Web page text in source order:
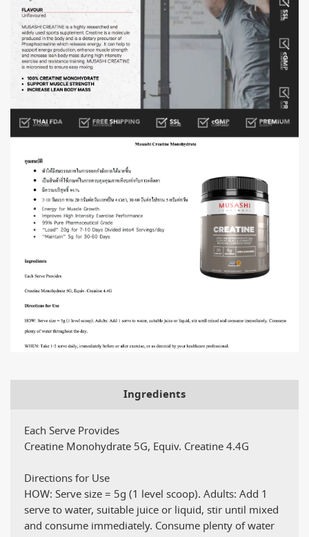
Ingredients
Each Serve Provides
Creatine Monohydrate 5G, Equiv. Creatine 4.4G
Directions for Use
HOW: Serve size = 5g (1 level scoop). Adults: Add 1
serve to water, suitable juice or liquid, stir until mixed
and consume immediately. Consume plenty of water